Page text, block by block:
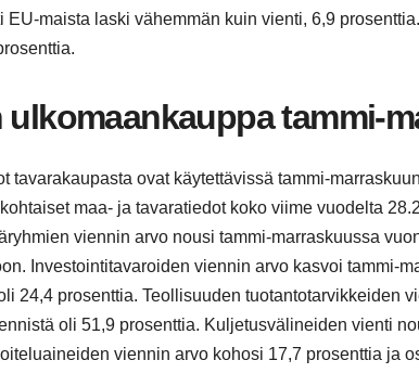
EU-maista laski vähemmän kuin vienti, 6,9
ulkomaankauppa tammi-
tavarakaupasta ovat käytettävissä tammi-
maa- ja tavaratiedot koko viime vuodelta
viennin arvo nousi tammi-marraskuussa
Investointitavaroiden viennin arvo kasvoi tammi-
24,4 prosenttia. Teollisuuden tuotantotarvikkeiden
oli 51,9 prosenttia. Kuljetusvälineiden vienti
viennin arvo kohosi 17,7 prosenttia ja